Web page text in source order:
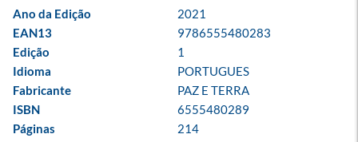
Ano da Edição
2021
EAN13
9786555480283
Edição
1
Idioma
PORTUGUES
Fabricante
PAZ E TERRA
ISBN
6555480289
Páginas
214